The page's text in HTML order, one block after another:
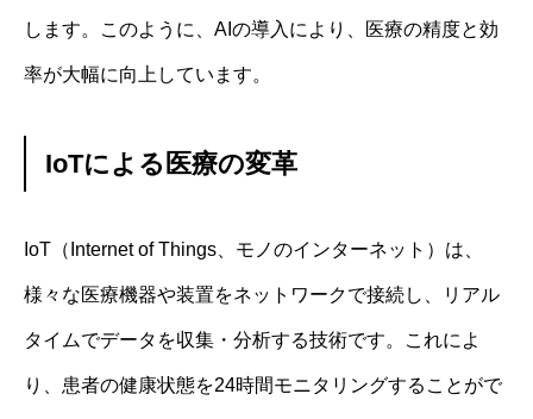
します。このように、AIの導入により、医療の精度と効
率が大幅に向上しています。
IoTによる医療の変革
IoT（Internet of Things、モノのインターネット）は、
様々な医療機器や装置をネットワークで接続し、リアル
タイムでデータを収集・分析する技術です。これによ
り、患者の健康状態を24時間モニタリングすることがで